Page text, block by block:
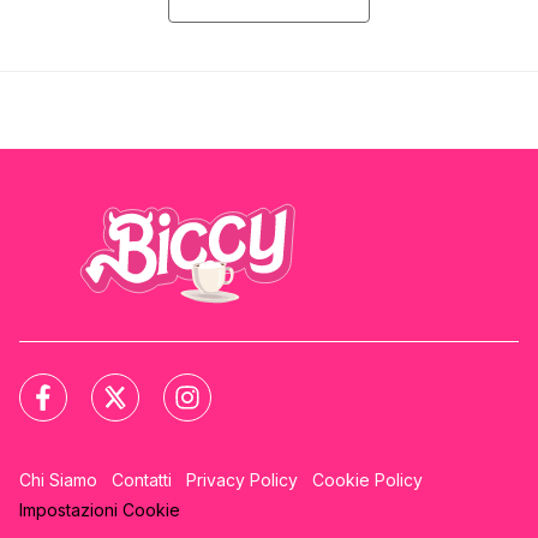
Chi Siamo Contatti Privacy Policy
Cookie Policy
Impostazioni Cookie